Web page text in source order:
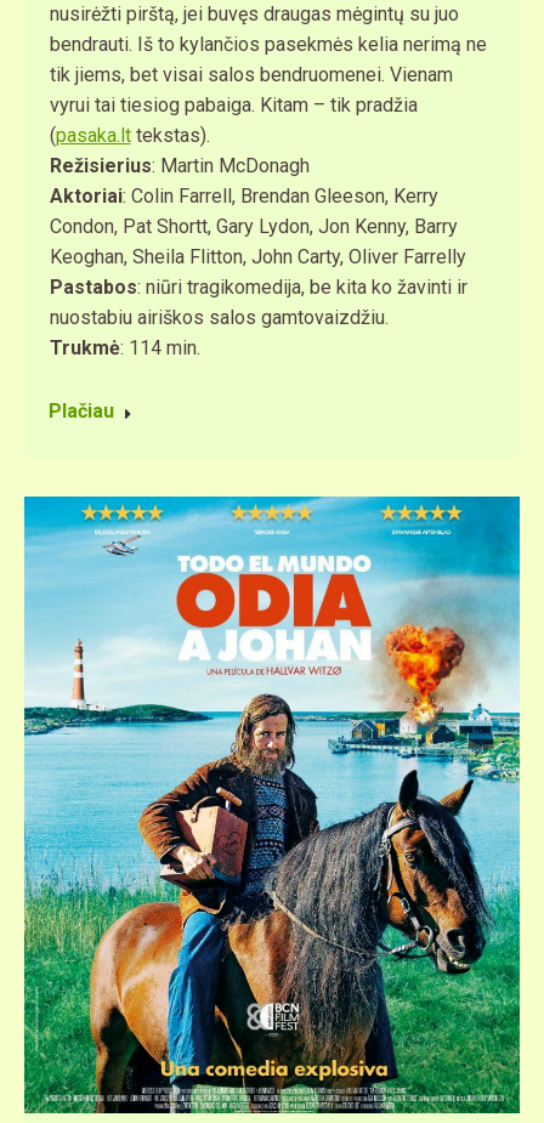
nusirėžti pirštą, jei buvęs draugas mėgintų su juo
bendrauti. Iš to kylančios pasekmės kelia nerimą ne
tik jiems, bet visai salos bendruomenei. Vienam
vyrui tai tiesiog pabaiga. Kitam – tik pradžia
(pasaka.lttekstas).
Režisierius: Martin McDonagh
Aktoriai: Colin Farrell, Brendan Gleeson, Kerry
Condon, Pat Shortt, Gary Lydon, Jon Kenny, Barry
Keoghan, Sheila Flitton, John Carty, Oliver Farrelly
Pastabos: niūri tragikomedija, be kita ko žavinti ir
nuostabiu airiškos salos gamtovaizdžiu.
Trukmė: 114 min.
Plačiau